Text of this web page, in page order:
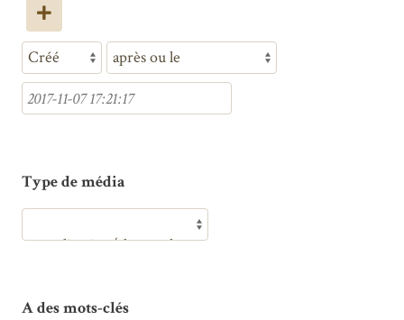
Type de média
A des mots-clés